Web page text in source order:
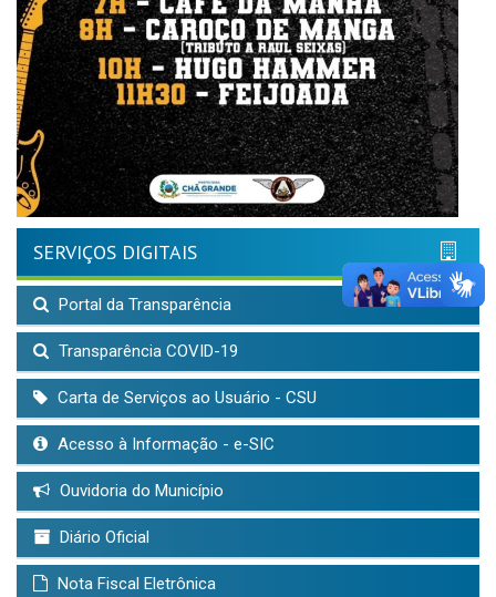
SERVIÇOS DIGITAIS
Portal da Transparência
Transparência COVID-19
Carta de Serviços ao Usuário - CSU
Acesso à Informação - e-SIC
Ouvidoria do Município
Diário Oficial
Nota Fiscal Eletrônica